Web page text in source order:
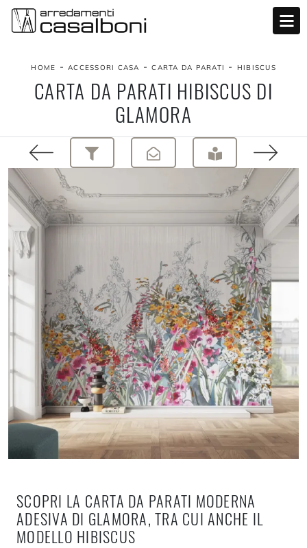
HOME - ACCESSORI CASA -CARTA DA PARATI - HIBISCUS
CARTA DA PARATI HIBISCUS DI
GLAMORA
SCOPRI LA CARTA DA PARATI MODERNA
ADESIVA DI GLAMORA, TRA CUI ANCHE IL
MODELLO HIBISCUS